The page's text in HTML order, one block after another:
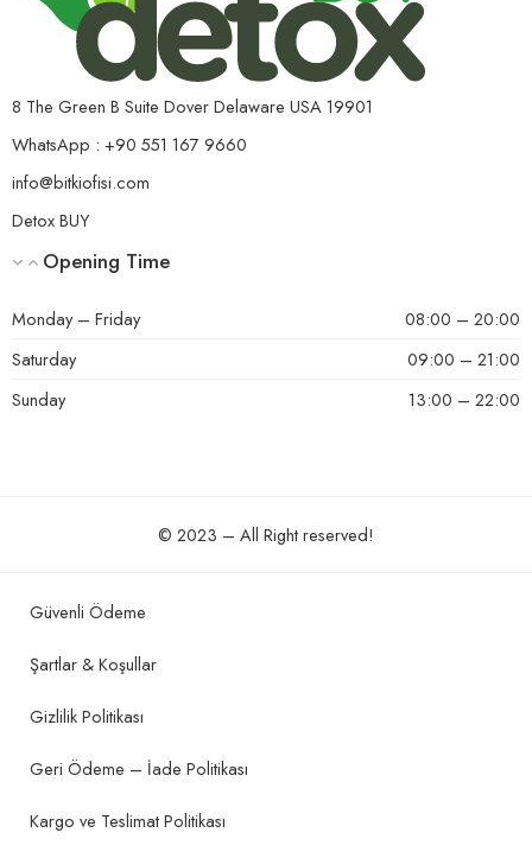
8 The Green B Suite Dover Delaware USA 19901
WhatsApp : +90 551 167 9660
info@bitkiofisi.com
Detox BUY
Opening Time
Monday – Friday
08:00 – 20:00
Saturday
09:00 – 21:00
Sunday
13:00 – 22:00
© 2023 – All Right reserved!
Güvenli Ödeme
Şartlar & Koşullar
Gizlilik Politikası
Geri Ödeme – İade Politikası
Kargo ve Teslimat Politikası